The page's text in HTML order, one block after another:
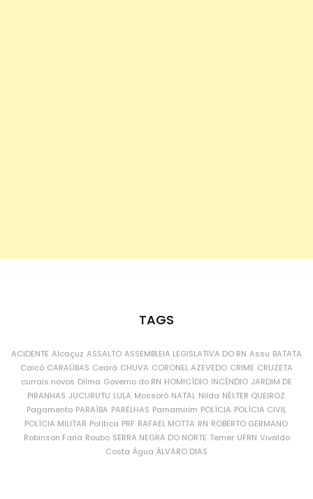
TAGS
ACIDENTE Alcaçuz ASSALTO ASSEMBLEIA LEGISLATIVA DO RN Assu BATATA
Caicó CARAÚBAS Ceará CHUVA CORONEL AZEVEDO CRIME CRUZETA
currais novos Dilma Governo do RN HOMICÍDIO INCÊNDIO JARDIM DE
PIRANHAS JUCURUTU LULA Mossoró NATAL Nilda NÉLTER QUEIROZ
Pagamento PARAÍBA PARELHAS Parnamirim POLÍCIA POLÍCIA CIVIL
POLÍCIA MILITAR Política PRF RAFAEL MOTTA RN ROBERTO GERMANO
Robinson Faria Roubo SERRA NEGRA DO NORTE Temer UFRN Vivaldo
Costa Água ÁLVARO DIAS